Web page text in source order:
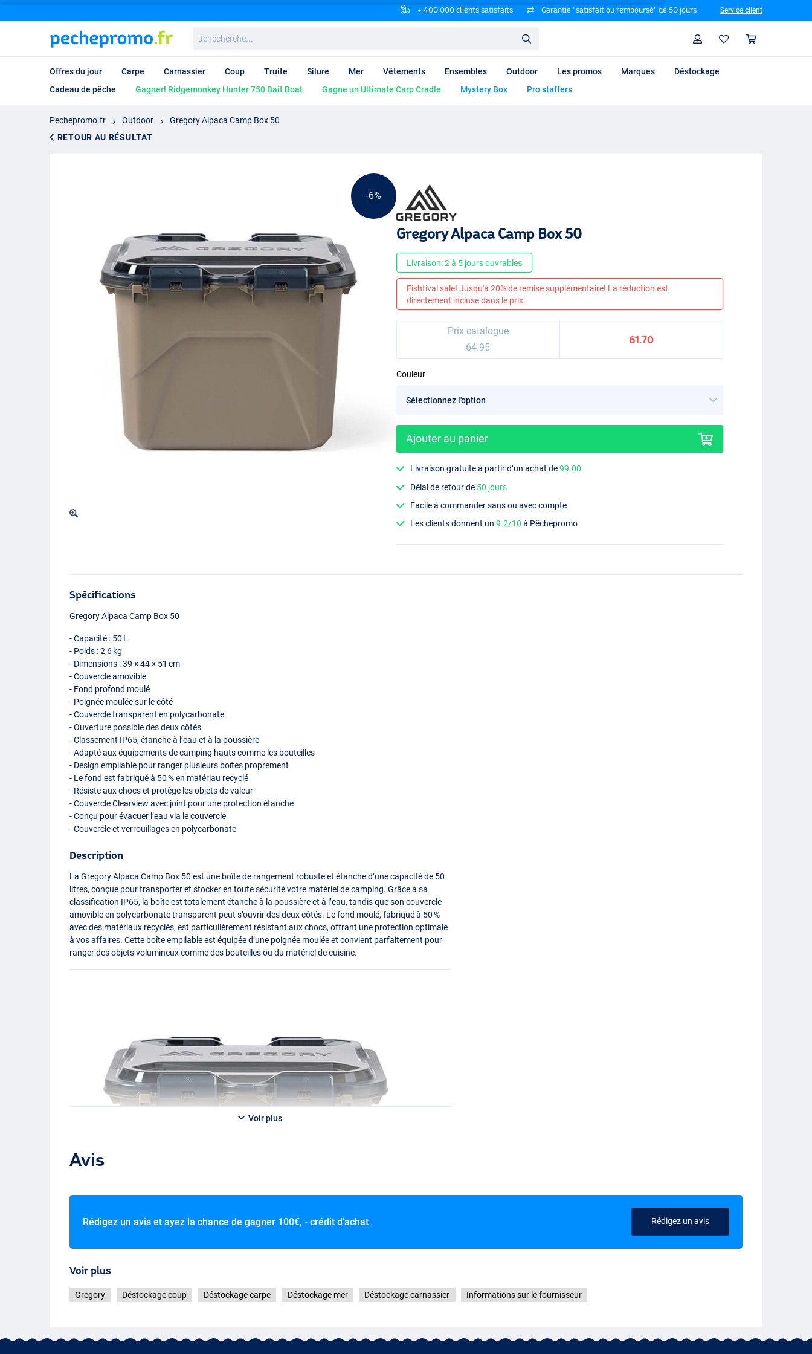
+ 400.000 clients satisfaits Garantie "satisfait ou remboursé" de 50 jours Service client
recherche...
Profil
Offres du jour Carpe Carnassier Coup Truite Silure Mer Vêtements Ensembles Outdoor Les promos Marques
Déstockage
Cadeau de pêche
Gagner! Ridgemonkey Hunter 750 Bait Boat Gagne un Ultimate Carp Cradle Mystery Box Pro staffers
Pechepromo.fr Outdoor
Gregory Alpaca Camp Box 50
RETOUR AU RÉSULTAT
-6%
Gregory Alpaca Camp Box 50
Livraison: 2 à 5 jours ouvrables
Fishtival sale! Jusqu'à 20% de remise supplémentaire! La réduction est
directement incluse dans le prix.
Prix catalogue
64.95
61.70
Couleur
Ajouter au panier
Livraison gratuite à partir d’un achat de99.00
Délai de retour de 50 jours
Facile à commander sans ou avec compte
Les clients donnent un9.2/10 à Pêchepromo
Spécifications
Gregory Alpaca Camp Box 50
- Capacité : 50 L
- Poids : 2,6 kg
- Dimensions : 39 × 44 × 51 cm
- Couvercle amovible
- Fond profond moulé
- Poignée moulée sur le côté
- Couvercle transparent en polycarbonate
- Ouverture possible des deux côtés
- Classement IP65, étanche à l’eau et à la poussière
- Adapté aux équipements de camping hauts comme les bouteilles
- Design empilable pour ranger plusieurs boîtes proprement
- Le fond est fabriqué à 50 % en matériau recyclé
- Résiste aux chocs et protège les objets de valeur
- Couvercle Clearview avec joint pour une protection étanche
- Conçu pour évacuer l’eau via le couvercle
- Couvercle et verrouillages en polycarbonate
Description
La Gregory Alpaca Camp Box 50 est une boîte de rangement robuste et étanche d’une capacité de 50
litres, conçue pour transporter et stocker en toute sécurité votre matériel de camping. Grâce à sa
classification IP65, la boîte est totalement étanche à la poussière et à l’eau, tandis que son couvercle
amovible en polycarbonate transparent peut s’ouvrir des deux côtés. Le fond moulé, fabriqué à 50 %
avec des matériaux recyclés, est particulièrement résistant aux chocs, offrant une protection optimale
à vos affaires. Cette boîte empilable est équipée d’une poignée moulée et convient parfaitement pour
ranger des objets volumineux comme des bouteilles ou du matériel de cuisine.
Voir plus
Avis
Rédigez un avis et ayez la chance de gagner 100€, - crédit d'achat Rédigez un avis
Voir plus
Gregory Déstockage coup Déstockage carpe Déstockage mer Déstockage carnassier Informations sur le fournisseur